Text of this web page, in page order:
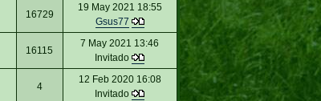
16729
19 May 2021 18:55
Gsus77
16115
7 May 2021 13:46
Invitado
4
12 Feb 2020 16:08
Invitado